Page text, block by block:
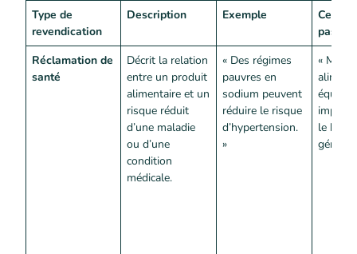
Type de
revendication
Description Exemple
Ce que
pas
Réclamation de
santé
Décrit la relation
entre un produit
alimentaire et un
risque réduit
d’une maladie
ou d’une
condition
médicale.
« Des régimes
pauvres en
sodium peuvent
réduire le risque
d’hypertension.
»
«
le